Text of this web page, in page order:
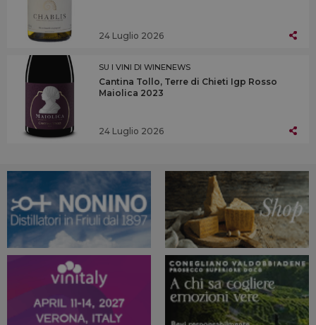
24 Luglio 2026
SU I VINI DI WINENEWS
Cantina Tollo, Terre di Chieti Igp Rosso
Maiolica 2023
24 Luglio 2026